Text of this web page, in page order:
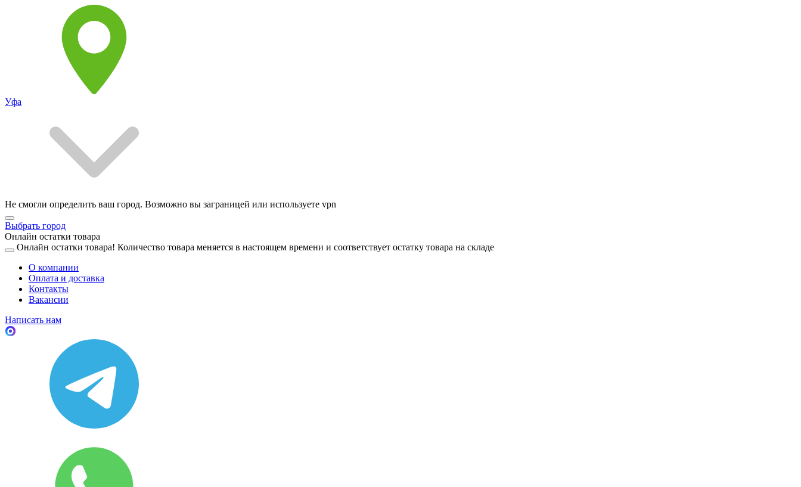
Уфа
Не смогли определить ваш город. Возможно вы заграницей или используете vpn
Выбрать город
Онлайн остатки товара
Онлайн остатки товара! Количество товара меняется в настоящем времени и соответствует остатку товара на складе
О компании
Оплата и доставка
Контакты
Вакансии
Написать нам